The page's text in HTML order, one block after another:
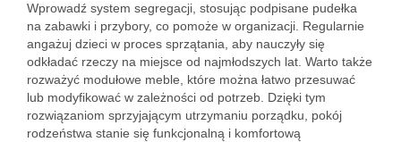
Wprowadź system segregacji, stosując podpisane pudełka
na zabawki i przybory, co pomoże w organizacji. Regularnie
angażuj dzieci w proces sprzątania, aby nauczyły się
odkładać rzeczy na miejsce od najmłodszych lat. Warto także
rozważyć modułowe meble, które można łatwo przesuwać
lub modyfikować w zależności od potrzeb. Dzięki tym
rozwiązaniom sprzyjającym utrzymaniu porządku, pokój
rodzeństwa stanie się funkcjonalną i komfortową